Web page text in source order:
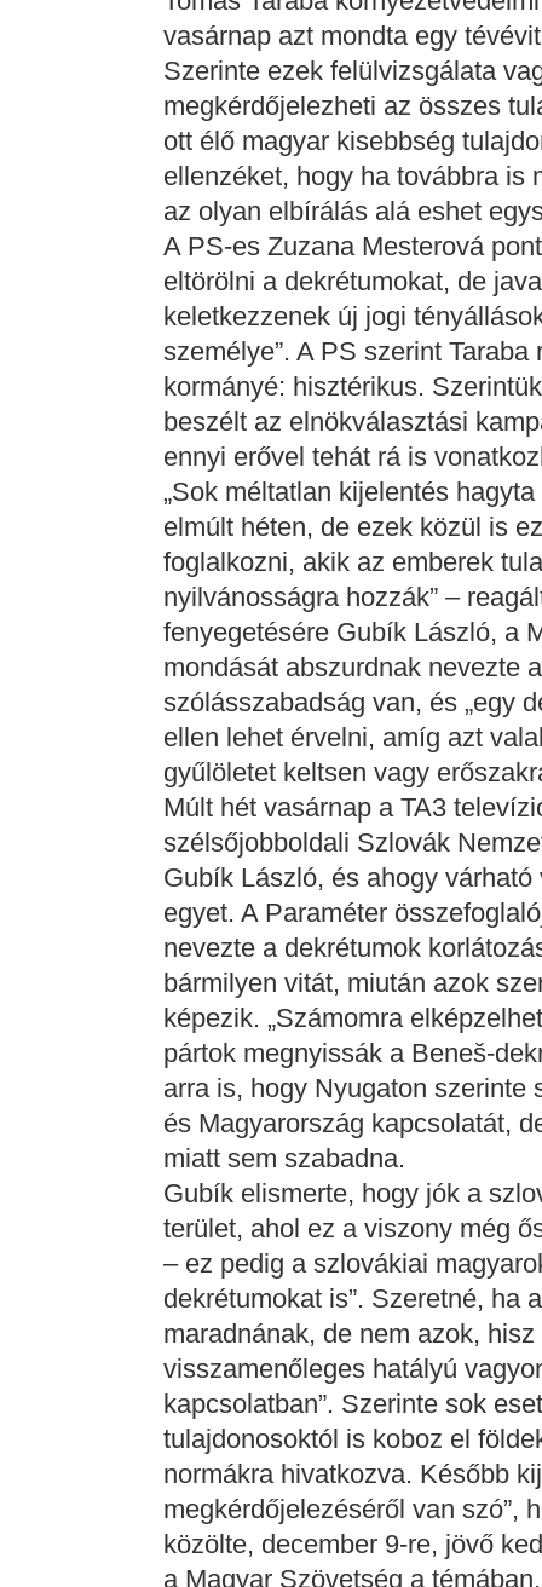
vasárnap azt mondta egy
Szerinte ezek felülvizsgálata
megkérdőjelezheti az összes
ott élő magyar kisebbség
ellenzéket, hogy ha továbbra is
az olyan elbírálás alá eshet
A PS-es Zuzana Mesterová
eltörölni a dekrétumokat, de
keletkezzenek új jogi
személye”. A PS szerint
kormányé: hisztérikus.
beszélt az elnökválasztási
ennyi erővel tehát rá is
„Sok méltatlan kijelentés
elmúlt héten, de ezek közül is
foglalkozni, akik az emberek
nyilvánosságra hozzák” –
fenyegetésére Gubík László, a
mondását abszurdnak nevezte
szólásszabadság van, és „egy
ellen lehet érvelni, amíg azt
gyűlöletet keltsen vagy
Múlt hét vasárnap a TA3
szélsőjobboldali Szlovák
Gubík László, és ahogy
egyet. A Paraméter
nevezte a dekrétumok
bármilyen vitát, miután azok
képezik. „Számomra
pártok megnyissák a Beneš-
arra is, hogy Nyugaton szerinte
és Magyarország kapcsolatát,
miatt sem szabadna.
Gubík elismerte, hogy jók a
terület, ahol ez a viszony még
– ez pedig a szlovákiai
dekrétumokat is”. Szeretné, ha
maradnának, de nem azok,
visszamenőleges hatályú
kapcsolatban”. Szerinte sok
tulajdonosoktól is koboz el
normákra hivatkozva. Később
megkérdőjelezéséről van szó”,
közölte, december 9-re, jövő
a Magyar Szövetség a témában.